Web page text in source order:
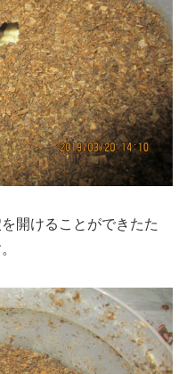
開けることができたた